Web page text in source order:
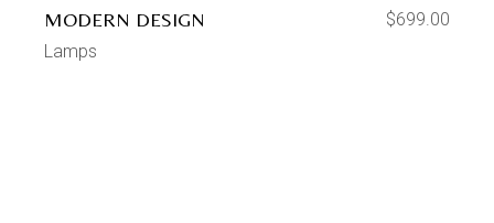
MODERN DESIGN $699.00
Lamps